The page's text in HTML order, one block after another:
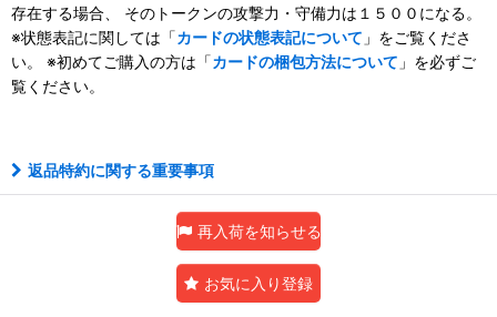
存在する場合、 そのトークンの攻撃力・守備力は１５００になる。
※状態表記に関しては「カードの状態表記について 」をご覧くださ
い。 ※初めてご購入の方は「カードの梱包方法について 」を必ずご
覧ください。
返品特約に関する重要事項
再入荷を知らせる
お気に入り登録